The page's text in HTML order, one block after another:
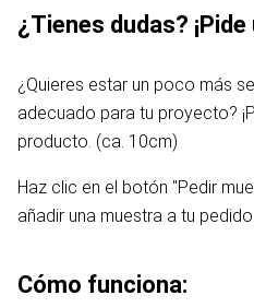
¿Tienes dudas?
¿Quieres estar un poco más
adecuado para tu proyecto?
producto. (ca. 10cm)
Haz clic en el botón "Pedir
añadir una muestra a tu pedido.
Cómo funciona: